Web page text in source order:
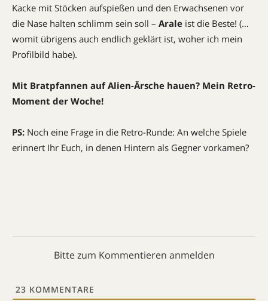
Kacke mit Stöcken aufspießen und den Erwachsenen vor
die Nase halten schlimm sein soll – Arale ist die Beste! (…
womit übrigens auch endlich geklärt ist, woher ich mein
Profilbild habe).
Mit Bratpfannen auf Alien-Ärsche hauen? Mein Retro-
Moment der Woche!
PS: Noch eine Frage in die Retro-Runde: An welche Spiele
erinnert Ihr Euch, in denen Hintern als Gegner vorkamen?
Bitte zum Kommentieren anmelden
23 KOMMENTARE